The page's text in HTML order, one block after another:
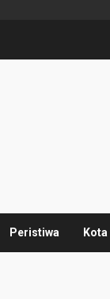
Peristiwa Kota